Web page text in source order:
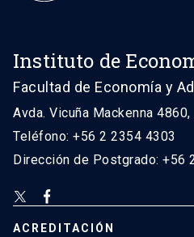
Instituto de
Facultad de Economía y
Avda. Vicuña Mackenna
Teléfono: +56 2 2354 4303
Dirección de Postgrado: +56
ACREDITACIÓN